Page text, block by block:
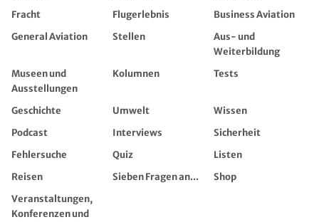
Fracht
Flugerlebnis
Business Aviation
General Aviation
Stellen
Aus- und
Weiterbildung
Museen und
Ausstellungen
Kolumnen Tests
Geschichte Umwelt
Wissen
Podcast
Interviews
Sicherheit
Fehlersuche
Quiz
Listen
Reisen
Sieben Fragen an...
Shop
Veranstaltungen,
Konferenzen und